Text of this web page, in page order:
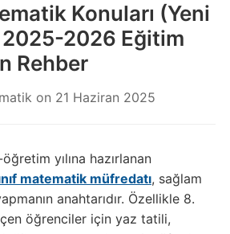
Konuları (Yeni
2026 Eğitim
Rehber
on 21 Haziran 2025
yılına hazırlanan
matematik müfredatı, sağlam
anahtarıdır. Özellikle 8.
öğrenciler için yaz tatili,